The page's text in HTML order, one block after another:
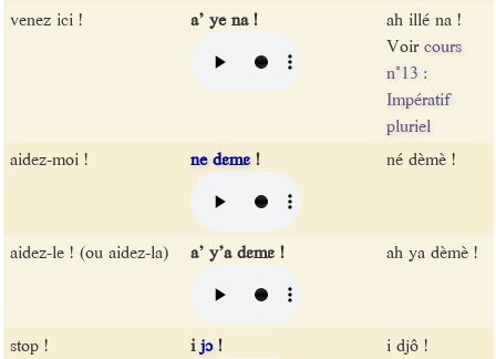
venez ici !
a’ ye na !
ah illé na !
Voircours
n°13 :
Impératif
pluriel
aidez-moi !
ne dɛmɛ! né dèmè !
aidez-le ! (ou aidez-la) a’ y’a dɛmɛ ! ah ya dèmè !
stop ! ijɔ! i djô !